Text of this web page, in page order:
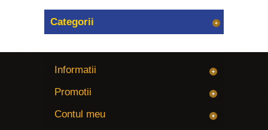
Categorii
Informatii
Promotii
Contul meu